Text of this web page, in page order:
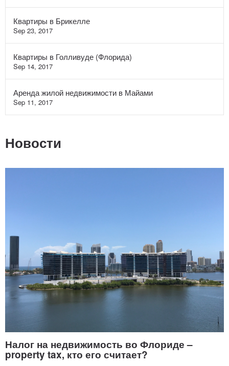
Квартиры в Брикелле
Sep 23, 2017
Квартиры в Голливуде (Флорида)
Sep 14, 2017
Аренда жилой недвижимости в Майами
Sep 11, 2017
Новости
Налог на недвижимость во Флориде –
property tax, кто его считает?